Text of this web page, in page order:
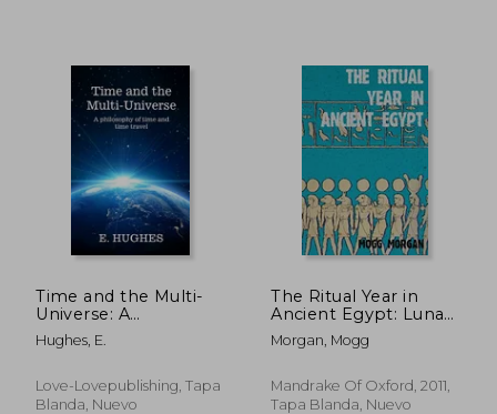
Time and the Multi-
Universe: A
philosophy of time
and time travel (en
Hughes, E.
Love-Lovepublishing, Tapa
Blanda, Nuevo
The Ritual Year in
Ancient Egypt: Lunar
& Solar Calendars and
Liturgy (en Inglés)
Morgan, Mogg
Mandrake Of Oxford, 2011,
Tapa Blanda, Nuevo